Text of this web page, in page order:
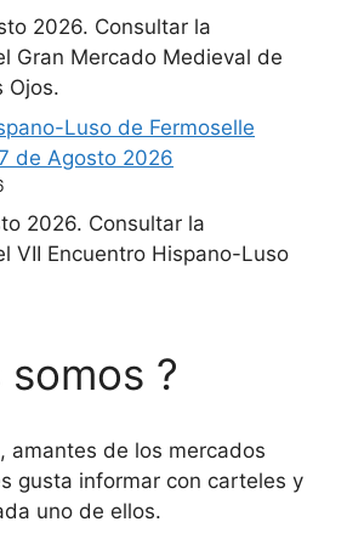
2026. Consultar la
Gran Mercado Medieval de
Ojos.
Luso de Fermoselle
de Agosto 2026
2026. Consultar la
VII Encuentro Hispano-Luso
somos ?
amantes de los mercados
gusta informar con carteles y
uno de ellos.